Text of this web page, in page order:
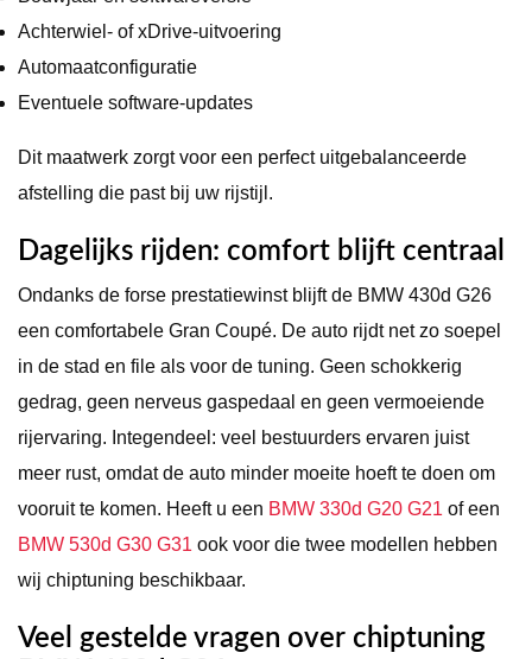
Achterwiel- of xDrive-uitvoering
Automaatconfiguratie
Eventuele software-updates
Dit maatwerk zorgt voor een perfect uitgebalanceerde
afstelling die past bij uw rijstijl.
Dagelijks rijden: comfort blijft centraal
Ondanks de forse prestatiewinst blijft de BMW 430d G26
een comfortabele Gran Coupé. De auto rijdt net zo soepel
in de stad en file als voor de tuning. Geen schokkerig
gedrag, geen nerveus gaspedaal en geen vermoeiende
rijervaring. Integendeel: veel bestuurders ervaren juist
meer rust, omdat de auto minder moeite hoeft te doen om
vooruit te komen. Heeft u een BMW 330d G20 G21 of een
BMW 530d G30 G31 ook voor die twee modellen hebben
wij chiptuning beschikbaar.
Veel gestelde vragen over chiptuning